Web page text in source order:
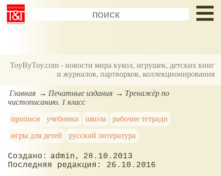
ToyByToy.com - новости мира кукол, игрушек, детских книг
и журналов, партворков, коллекционирования
Главная Печатные издания
Тренажёр по
чистописанию. 1 класс
прописи
учебники школа
рабочие тетради
игры для детей
русский литература
admin
28.10.2013
26.10.2016